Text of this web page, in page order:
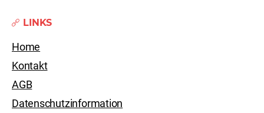
LINKS
Home
Kontakt
AGB
Datenschutzinformation